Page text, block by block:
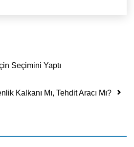
Seçimini Yaptı
Kalkanı Mı, Tehdit Aracı Mı?